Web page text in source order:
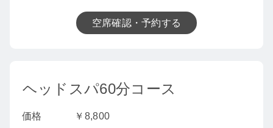
空席確認・予約する
ヘッドスパ60分コース
価格
￥8,800